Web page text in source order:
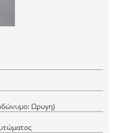
Ωρυγη)